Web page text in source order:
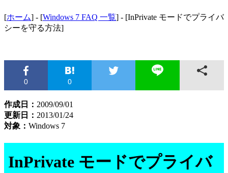
[ホーム] - [Windows 7 FAQ 一覧] - [InPrivate モードでプライバ
シーを守る方法]
0 0
作成日： 2009/09/01
更新日： 2013/01/24
対象： Windows 7
InPrivate モードでプライバ